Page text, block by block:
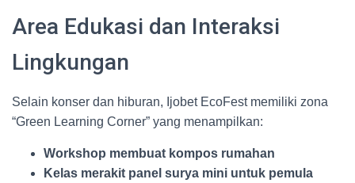
Area Edukasi dan Interaksi
Lingkungan
Selain konser dan hiburan, Ijobet EcoFest memiliki zona
“Green Learning Corner” yang menampilkan:
Workshop membuat kompos rumahan
Kelas merakit panel surya mini untuk pemula